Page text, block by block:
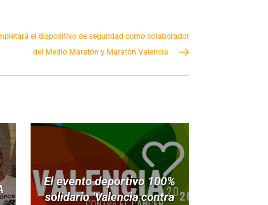
el dispositivo de seguridad como colaborador
del Medio Maratón y Maratón Valencia
El evento deportivo 100%
solidario ‘Valencia contra